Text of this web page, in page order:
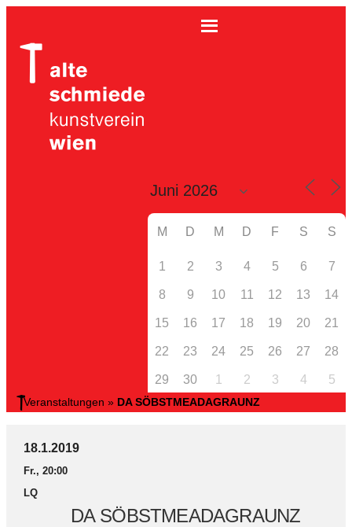
M D M D F S S
1 2 3 4 5 6 7
8 9 10 11 12 13 14
15 16 17 18 19 20 21
22 23 24 25 26 27 28
29 30 1 2 3 4 5
Veranstaltungen » DA SÖBSTMEADAGRAUNZ
18.1.2019
Fr., 20:00
LQ
DA SÖBSTMEADAGRAUNZ